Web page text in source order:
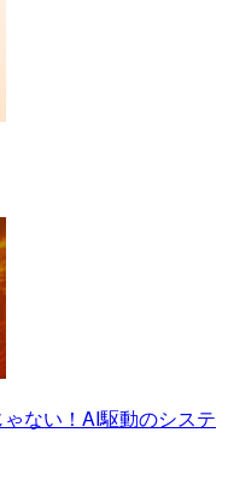
ない！AI駆動のシステ